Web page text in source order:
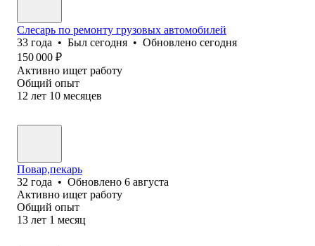
Слесарь по ремонту грузовых автомобилей
33 года • Был сегодня • Обновлено сегодня
150 000 ₽
Активно ищет работу
Общий опыт
12 лет 10 месяцев
Повар,пекарь
32 года • Обновлено 6 августа
Активно ищет работу
Общий опыт
13 лет 1 месяц